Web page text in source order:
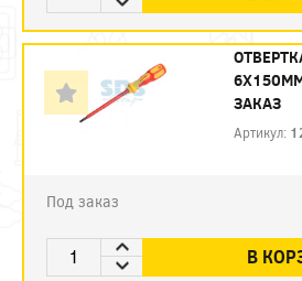
ЗАКАЗ
Артикул:
Под заказ
В